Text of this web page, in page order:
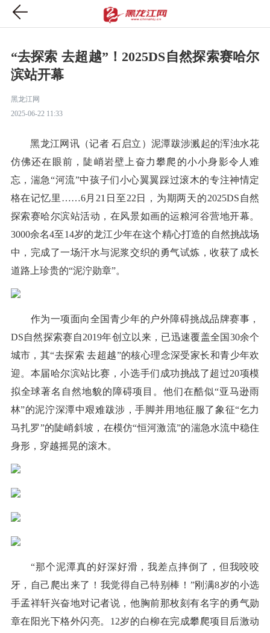
“去探索 去超越”！2025DS自然探索赛哈尔
滨站开幕
黑龙江网
2025-06-22 11:33
黑龙江网讯（记者 石启立）泥潭跋涉溅起的浑浊水花
仿佛还在眼前，陡峭岩壁上奋力攀爬的小小身影令人难
忘，湍急“河流”中孩子们小心翼翼踩过滚木的专注神情定
格在记忆里……6月21日至22日，为期两天的2025DS自然
探索赛哈尔滨站活动，在风景如画的运粮河谷营地开幕。
3000余名4至14岁的龙江少年在这个精心打造的自然挑战场
中，完成了一场汗水与泥浆交织的勇气试炼，收获了成长
道路上珍贵的“泥泞勋章”。
作为一项面向全国青少年的户外障碍挑战品牌赛事，
DS自然探索赛自2019年创立以来，已迅速覆盖全国30余个
城市，其“去探索 去超越”的核心理念深受家长和青少年欢
迎。本届哈尔滨站比赛，小选手们成功挑战了超过20项模
拟全球著名自然地貌的障碍项目。他们在酷似“亚马逊雨
林”的泥泞深潭中艰难跋涉，手脚并用地征服了象征“乞力
马扎罗”的陡峭斜坡，在模仿“恒河激流”的湍急水流中稳住
身形，穿越摇晃的滚木。
“那个泥潭真的好深好滑，我差点摔倒了，但我咬咬
牙，自己爬出来了！我觉得自己特别棒！”刚满8岁的小选
手孟祥轩兴奋地对记者说，他胸前那枚刻有名字的勇气勋
章在阳光下格外闪亮。12岁的白柳在完成攀爬项目后激动